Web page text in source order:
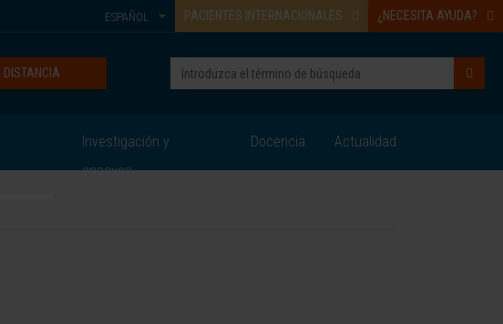
PACIENTES INTERNACIONALES ¿NECESITA AYUDA?
ESPAÑOL
DISTANCIA
Investigación y
ensayos
Docencia Actualidad